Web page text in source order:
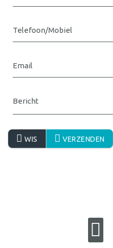
Telefoon/Mobiel
Email
Bericht
WIS VERZENDEN